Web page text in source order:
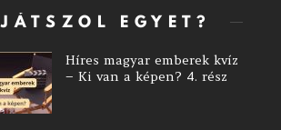
JÁTSZOL EGYET?
Híres magyar emberek kvíz
– Ki van a képen? 4. rész